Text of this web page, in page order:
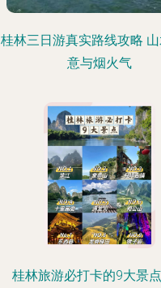
桂林三日游真实路线攻略
意与烟火气
桂林旅游必打卡的9大景